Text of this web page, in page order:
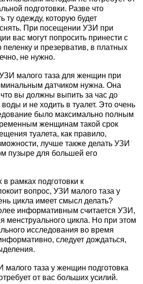
подготовки. Разве что
ту одежду, которую будет
снять. При посещении УЗИ при
вас могут попросить принести с
и презерватив, в платных
не нужно.
малого таза для женщин при
датчиком нужна. Она
вы должны выпить за час до
и не ходить в туалет. Это очень
было максимально полным
женщинам такой срок
туалета, как правило,
лучше также делать УЗИ
пузыре для большей его
рамках подготовки к
вопрос, УЗИ малого таза у
цикла имеет смысл делать?
информативным считается УЗИ,
менструального цикла. Но при этом
исследования во время
следует дождаться,
малого таза у женщин подготовка
от вас больших усилий.